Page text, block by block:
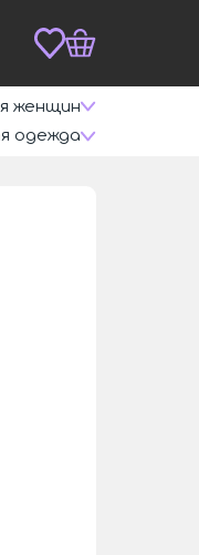
женщин
одежда